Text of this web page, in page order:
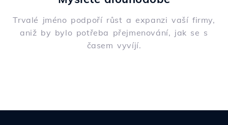
Trvalé jméno podpoří růst a expanzi vaší firmy,
aniž by bylo potřeba přejmenování, jak se s
časem vyvíjí.